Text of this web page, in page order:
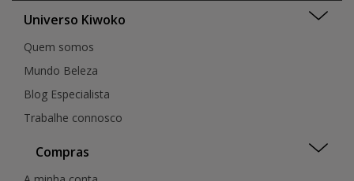
Universo Kiwoko
Quem somos
Mundo Beleza
Blog Especialista
Trabalhe connosco
Compras